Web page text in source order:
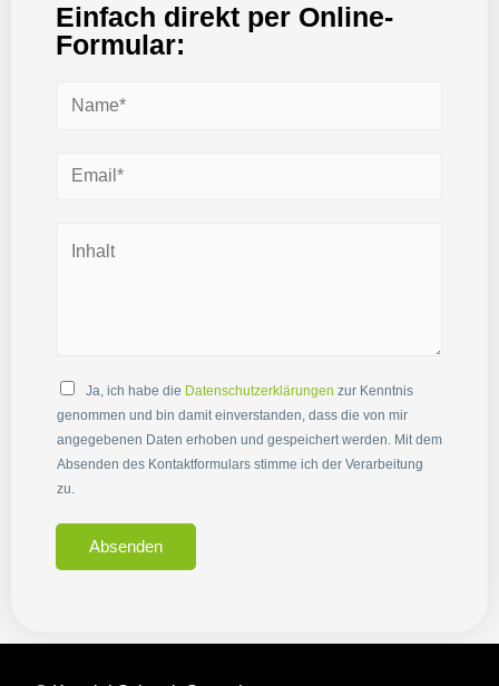
Einfach direkt per Online-
Formular:
Ja, ich habe die Datenschutzerklärungen zur Kenntnis
genommen und bin damit einverstanden, dass die von mir
angegebenen Daten erhoben und gespeichert werden. Mit dem
Absenden des Kontaktformulars stimme ich der Verarbeitung
zu.
Absenden